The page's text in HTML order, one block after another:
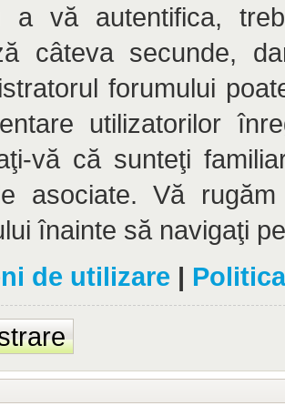
a vă autentifica,
câteva secunde,
forumului
utilizatorilor
vă că sunteţi
asociate. Vă
înainte să navigaţi
de utilizare |